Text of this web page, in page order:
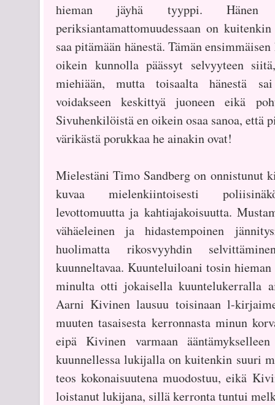
hieman jäyhä tyyppi. Hänen
periksiantamattomuudessaan on
saa pitämään hänestä. Tämän
oikein kunnolla päässyt selvyyteen
miehiään, mutta toisaalta hänestä
voidakseen keskittyä juoneen eikä
Sivuhenkilöistä en oikein osaa sanoa, että
värikästä porukkaa he ainakin ovat!
Mielestäni Timo Sandberg on onnistunut
kuvaa mielenkiintoisesti
levottomuutta ja kahtiajakoisuutta.
vähäeleinen ja hidastempoinen
huolimatta rikosvyyhdin
kuunneltavaa. Kuunteluiloani tosin
minulta otti jokaisella kuuntelukerralla
Aarni Kivinen lausuu toisinaan l-
muuten tasaisesta kerronnasta minun
eipä Kivinen varmaan
kuunnellessa lukijalla on kuitenkin suuri
teos kokonaisuutena muodostuu, eikä
loistanut lukijana, sillä kerronta tuntui